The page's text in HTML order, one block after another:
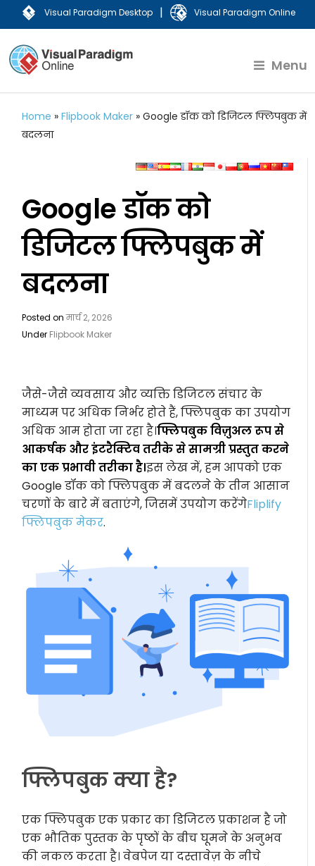
Visual Paradigm Desktop | Visual Paradigm Online
Menu
Home »Flipbook Maker »Google डॉक को डिजिटल फ्लिपबुक में
बदलना
Google डॉक को
डिजिटल फ्लिपबुक में
बदलना
Posted onमार्च 2, 2026
Under Flipbook Maker
जैसे-जैसे व्यवसाय और व्यक्ति डिजिटल संचार के
माध्यम पर अधिक निर्भर होते हैं, फ्लिपबुक का उपयोग
अधिक आम होता जा रहा है।फ्लिपबुक विज़ुअल रूप से
आकर्षक और इंटरैक्टिव तरीके से सामग्री प्रस्तुत करने
का एक प्रभावी तरीका है।इस लेख में, हम आपको एक
Google डॉक को फ्लिपबुक में बदलने के तीन आसान
चरणों के बारे में बताएंगे, जिसमें उपयोग करेंगेFliplify
फ्लिपबुक मेकर.
फ्लिपबुक क्या है?
एक फ्लिपबुक एक प्रकार का डिजिटल प्रकाशन है जो
एक भौतिक पुस्तक के पृष्ठों के बीच घूमने के अनुभव
की नकल करता है। वेबपेज या दस्तावेज़ के नीचे